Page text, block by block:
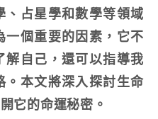
、占星學和數學等領域
一個重要的因素，它不
自己，還可以指導我
。本文將深入探討生命
它的命運秘密。